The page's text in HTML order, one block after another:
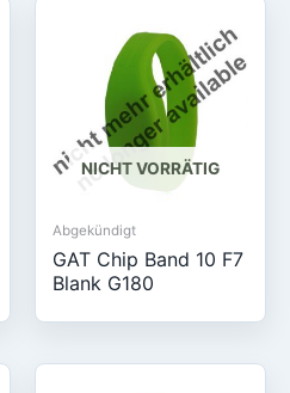
NICHT VORRÄTIG
Abgekündigt
GAT Chip Band 10 F7
Blank G180